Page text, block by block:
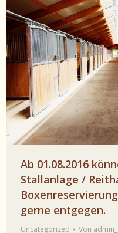
Ab 01.08.2016
Stallanlage /
gerne entgegen.
Uncategorized Von